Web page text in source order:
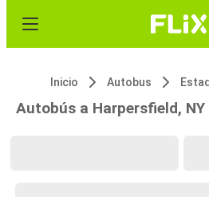
Inicio Autobus
Autobús a Harpersfield, NY